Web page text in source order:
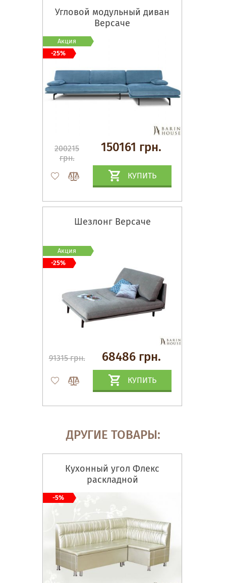
Угловой модульный диван
Версаче
200215
грн.
150161 грн.
КУПИТЬ
Акция
-25%
Шезлонг Версаче
91315 грн. 68486 грн.
КУПИТЬ
Акция
-25%
ДРУГИЕ ТОВАРЫ:
Кухонный угол Флекс
раскладной
-5%